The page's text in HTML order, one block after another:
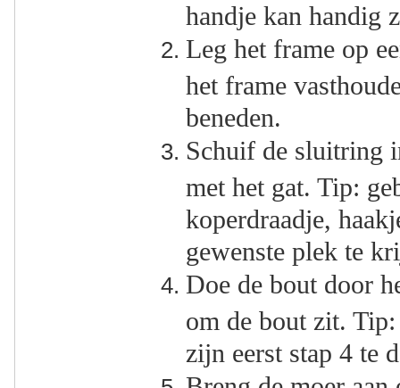
handje kan handig
Leg het frame op
het frame
beneden.
Schuif de sluitring
met het gat. Tip:
koperdraadje,
gewenste plek te
Doe de bout door
om de bout zit.
zijn eerst stap 4 te